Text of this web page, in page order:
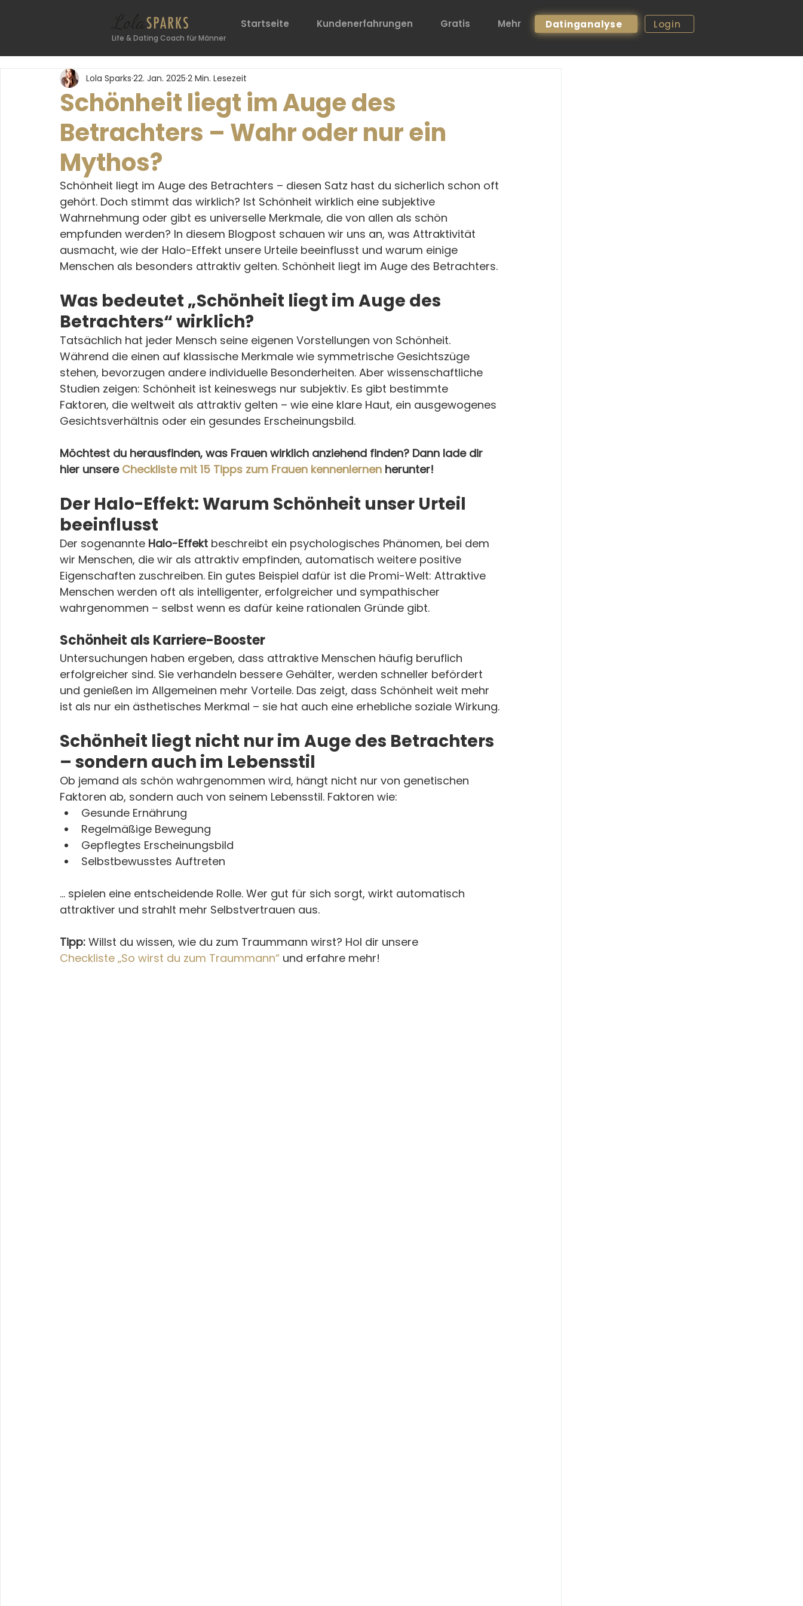
Life & Dating Coach für Männer
Startseite Kundenerfahrungen Gratis Mehr Datinganalyse Login
Schönheit liegt im Auge des
Betrachters – Wahr oder nur ein
Mythos?
Lola Sparks 22. Jan. 2025 2 Min. Lesezeit
Schönheit liegt im Auge des Betrachters – diesen Satz hast du sicherlich schon oft
gehört. Doch stimmt das wirklich? Ist Schönheit wirklich eine subjektive
Wahrnehmung oder gibt es universelle Merkmale, die von allen als schön
empfunden werden? In diesem Blogpost schauen wir uns an, was Attraktivität
ausmacht, wie der Halo-Effekt unsere Urteile beeinflusst und warum einige
Menschen als besonders attraktiv gelten. Schönheit liegt im Auge des Betrachters.
Was bedeutet „Schönheit liegt im Auge des
Betrachters“ wirklich?
Tatsächlich hat jeder Mensch seine eigenen Vorstellungen von Schönheit.
Während die einen auf klassische Merkmale wie symmetrische Gesichtszüge
stehen, bevorzugen andere individuelle Besonderheiten. Aber wissenschaftliche
Studien zeigen: Schönheit ist keineswegs nur subjektiv. Es gibt bestimmte
Faktoren, die weltweit als attraktiv gelten – wie eine klare Haut, ein ausgewogenes
Gesichtsverhältnis oder ein gesundes Erscheinungsbild.
Möchtest du herausfinden, was Frauen wirklich anziehend finden? Dann lade dir
hier unsere Checkliste mit 15 Tipps zum Frauen kennenlernen herunter!
Der Halo-Effekt: Warum Schönheit unser Urteil
beeinflusst
Der sogenannte Halo-Effekt beschreibt ein psychologisches Phänomen, bei dem
wir Menschen, die wir als attraktiv empfinden, automatisch weitere positive
Eigenschaften zuschreiben. Ein gutes Beispiel dafür ist die Promi-Welt: Attraktive
Menschen werden oft als intelligenter, erfolgreicher und sympathischer
wahrgenommen – selbst wenn es dafür keine rationalen Gründe gibt.
Schönheit als Karriere-Booster
Untersuchungen haben ergeben, dass attraktive Menschen häufig beruflich
erfolgreicher sind. Sie verhandeln bessere Gehälter, werden schneller befördert
und genießen im Allgemeinen mehr Vorteile. Das zeigt, dass Schönheit weit mehr
ist als nur ein ästhetisches Merkmal – sie hat auch eine erhebliche soziale Wirkung.
Schönheit liegt nicht nur im Auge des Betrachters
– sondern auch im Lebensstil
Ob jemand als schön wahrgenommen wird, hängt nicht nur von genetischen
Faktoren ab, sondern auch von seinem Lebensstil. Faktoren wie:
Gesunde Ernährung
Regelmäßige Bewegung
Gepflegtes Erscheinungsbild
Selbstbewusstes Auftreten
... spielen eine entscheidende Rolle. Wer gut für sich sorgt, wirkt automatisch
attraktiver und strahlt mehr Selbstvertrauen aus.
Tipp: Willst du wissen, wie du zum Traummann wirst? Hol dir unsere
Checkliste „So wirst du zum Traummann“ und erfahre mehr!